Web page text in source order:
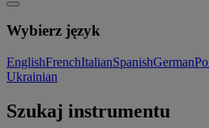
Wybierz język
EnglishFrenchItalianSpanishGerman
Ukrainian
Szukaj instrumentu